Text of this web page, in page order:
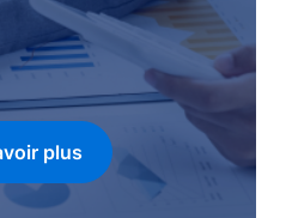
plus